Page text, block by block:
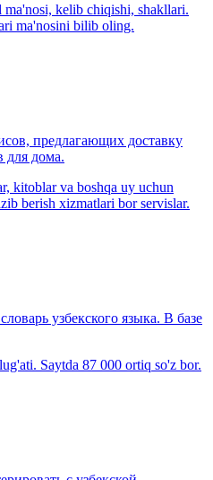
kelib chiqishi, shakllari.
ma'nosini bilib oling.
предлагающих доставку
для дома.
kitoblar va boshqa uy uchun
berish xizmatlari bor servislar.
узбекского языка. В базе
Saytda 87 000 ortiq so'z bor.